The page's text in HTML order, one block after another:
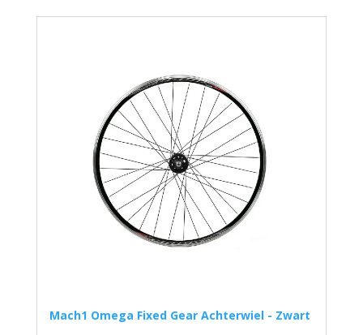
Mach1 Omega Fixed Gear Achterwiel - Zwart